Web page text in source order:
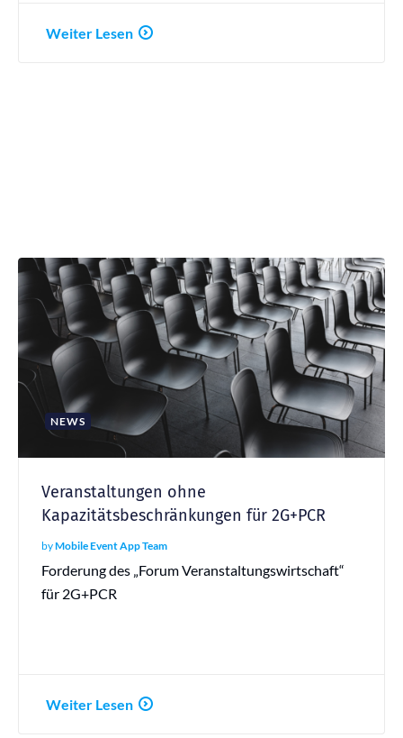
Weiter Lesen
NEWS
Veranstaltungen ohne
Kapazitätsbeschränkungen für 2G+PCR
byMobile Event App Team
Forderung des „Forum Veranstaltungswirtschaft“
für 2G+PCR
Weiter Lesen